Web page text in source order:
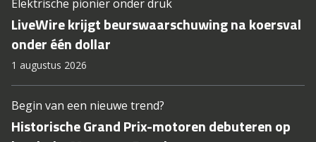
Elektrische pionier onder druk
LiveWire krijgt beurswaarschuwing na koersval
onder één dollar
1 augustus 2026
Begin van een nieuwe trend?
Historische Grand Prix-motoren debuteren op